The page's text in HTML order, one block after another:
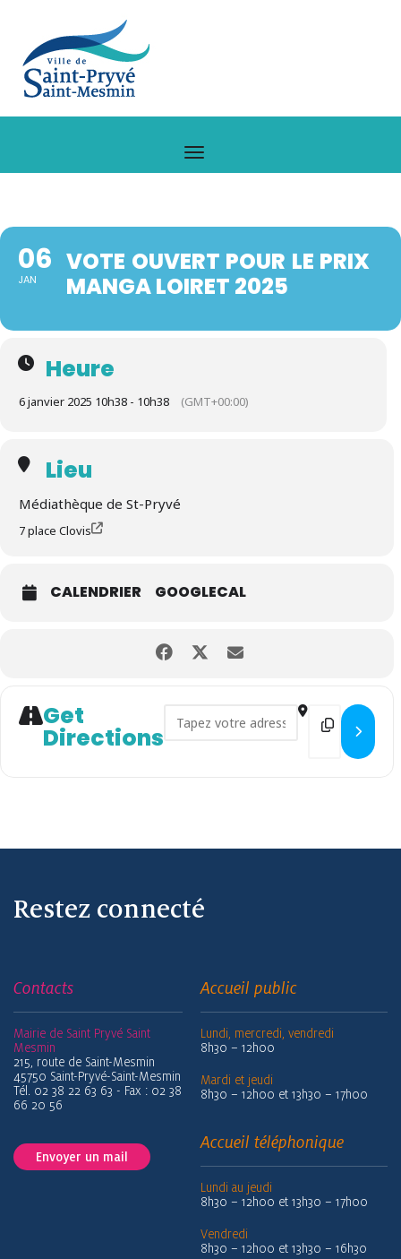
06
JAN
VOTE OUVERT POUR LE PRIX
MANGA LOIRET 2025
Heure
6 janvier 2025 10h38 - 10h38 (GMT+00:00)
Lieu
Médiathèque de St-Pryvé
7 place Clovis
CALENDRIER GOOGLECAL
Get
Directions
Address - Vote ouvert pour
Restez connecté
Contacts
Mairie de Saint Pryvé Saint
Mesmin
215, route de Saint-Mesmin
45750 Saint-Pryvé-Saint-Mesmin
Tél. 02 38 22 63 63 - Fax : 02 38
66 20 56
Envoyer un mail
Accueil public
Lundi, mercredi, vendredi
8h30 – 12h00
Mardi et jeudi
8h30 – 12h00 et 13h30 – 17h00
Accueil téléphonique
Lundi au jeudi
8h30 – 12h00 et 13h30 – 17h00
Vendredi
8h30 – 12h00 et 13h30 – 16h30